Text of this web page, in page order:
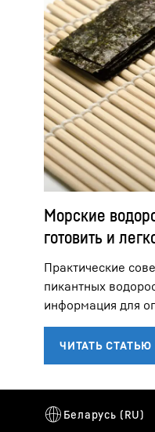
Морские
готовить и
Практические
пикантных
информация для